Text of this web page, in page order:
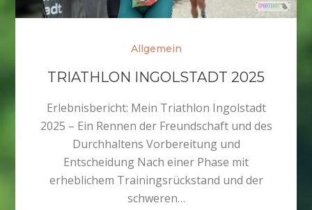
Allgemein
TRIATHLON INGOLSTADT 2025
Erlebnisbericht: Mein Triathlon Ingolstadt
2025 – Ein Rennen der Freundschaft und des
Durchhaltens Vorbereitung und
Entscheidung Nach einer Phase mit
erheblichem Trainingsrückstand und der
schweren…